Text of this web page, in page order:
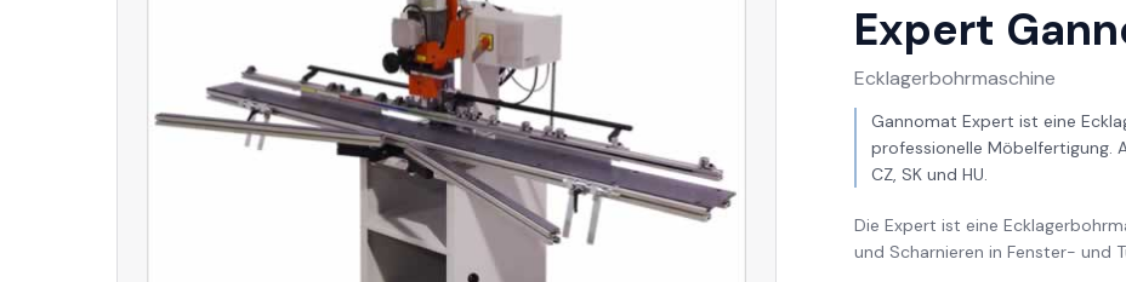
Expert
Ecklagerbohrmaschine
Gannomat Expert ist eine
professionelle Möbelfertigung.
CZ, SK und HU.
Die Expert ist eine
und Scharnieren in Fenster- und